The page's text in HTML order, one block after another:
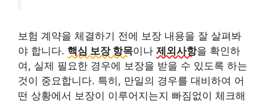
보험 계약을 체결하기 전에 보장 내용을 잘 살펴봐
야 합니다. 핵심 보장 항목이나 제외사항을 확인하
여, 실제 필요한 경우에 보장을 받을 수 있도록 하는
것이 중요합니다. 특히, 만일의 경우를 대비하여 어
떤 상황에서 보장이 이루어지는지 빠짐없이 체크해